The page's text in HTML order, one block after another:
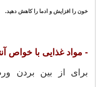
خون را افزایش و ادما را کاهش دهید.
- مواد غذایی با خواص
برای از بین بردن